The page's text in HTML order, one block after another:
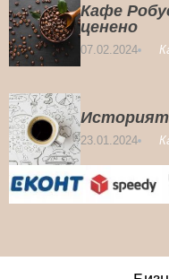
Кафе
ценено
07.02.2024
23.01.2024